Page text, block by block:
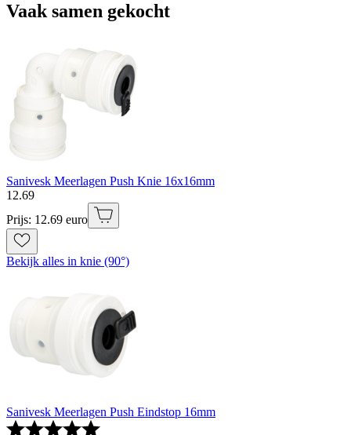
Vaak samen gekocht
Sanivesk Meerlagen Push Knie 16x16mm
12.69
Prijs: 12.69 euro
Bekijk alles in knie (90°)
Sanivesk Meerlagen Push Eindstop 16mm